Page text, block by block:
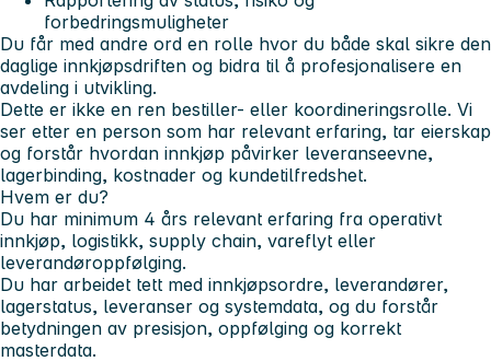
forbedringsmuligheter
Du får med andre ord en rolle hvor du både skal sikre den
daglige innkjøpsdriften og bidra til å profesjonalisere en
avdeling i utvikling.
Dette er ikke en ren bestiller- eller koordineringsrolle. Vi
ser etter en person som har relevant erfaring, tar eierskap
og forstår hvordan innkjøp påvirker leveranseevne,
lagerbinding, kostnader og kundetilfredshet.
Hvem er du?
Du har minimum 4 års relevant erfaring fra operativt
innkjøp, logistikk, supply chain, vareflyt eller
leverandøroppfølging.
Du har arbeidet tett med innkjøpsordre, leverandører,
lagerstatus, leveranser og systemdata, og du forstår
betydningen av presisjon, oppfølging og korrekt
masterdata.